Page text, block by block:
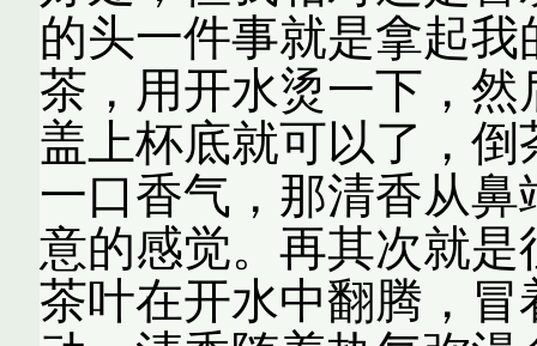
的头一件事就是拿起
茶，用开水烫一下，
盖上杯底就可以了，
一口香气，那清香从
意的感觉。再其次就
茶叶在开水中翻腾，